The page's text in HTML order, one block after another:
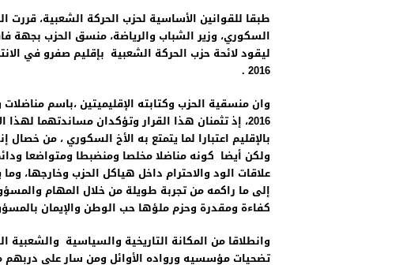
طبقا للقوانين الأساسية لحزب الحركة الشعبية، قررت
السكوري، وزير الشباب والرياضة، منسق الحزب
2016 .
وان منسقية الحزب وكتابته الإقليميتين
2016، إذ تثمنان هذا القرار وتؤكدان مساندتهما
بالإقليم اعتبارا لما يتمتع به الأخ السكوري ، من
ولكن أيضا كونه مناضلا مخلصا ومنضبطا ومتواضعا
علاقات الود والاحترام داخل هياكل الحزب وخارجها،
إلى ما راكمه من تجربة طويلة من خلال المهام
كفاءة ومقدرة وحزم ملؤها حب الوطن والإيمان
وانطلاقا من المكانة التاريخية والسياسية
تضحيات مؤسسيه ورواده الأوائل ومن سار على دربهم